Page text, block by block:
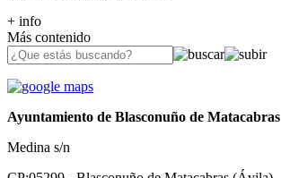
+ info
Más contenido
Ayuntamiento de Blasconuño de Matacabras
Medina s/n